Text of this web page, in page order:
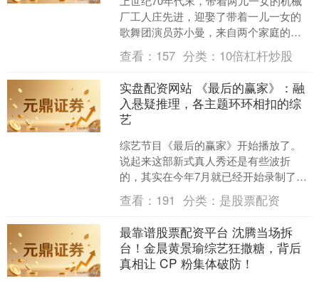
厂工人庄先进，迎娶了带着一儿一女的
歌舞团演员苏小曼，来自两个家庭的孩
子各怀心思，和父母一道演绎了一段三
十年的情感大戏。 梅婷....
查看： 157 分类： 10倍杠杆炒股
实盘配资网站 《最后的赢家》：融
入悬疑推理，各主题环环相扣的综
艺
综艺节目《最后的赢家》开始播放了。
说起来这部新式真人秀还是有些波折
的，其实在今年7月就已经开始录制了，
但是录了3期之后，因故找来了一个新的
男嘉宾也就是林更新来救....
查看： 191 分类： 是股票配资
最靠谱股票配资平台 沈腾当场拆
台！金晨黄景瑜综艺狂撒糖，背后
真相让 CP 粉集体破防！